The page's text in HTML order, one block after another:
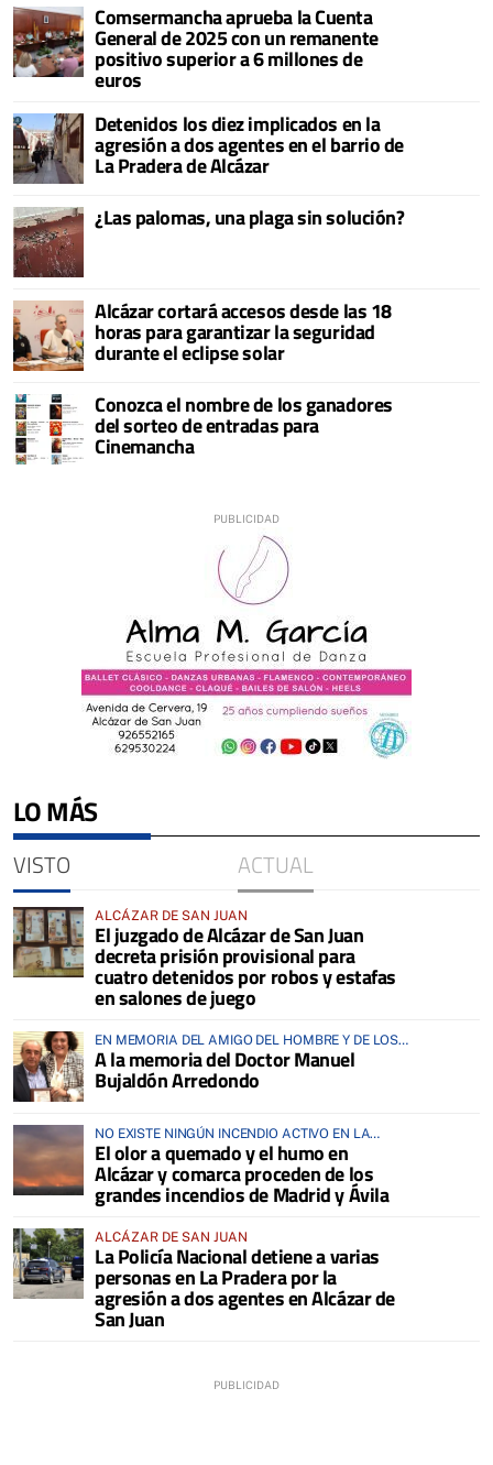
Comsermancha aprueba la Cuenta
General de 2025 con un remanente
positivo superior a 6 millones de
euros
Detenidos los diez implicados en la
agresión a dos agentes en el barrio de
La Pradera de Alcázar
¿Las palomas, una plaga sin solución?
Alcázar cortará accesos desde las 18
horas para garantizar la seguridad
durante el eclipse solar
Conozca el nombre de los ganadores
del sorteo de entradas para
Cinemancha
LO MÁS
VISTO ACTUAL
ALCÁZAR DE SAN JUAN
El juzgado de Alcázar de San Juan
decreta prisión provisional para
cuatro detenidos por robos y estafas
en salones de juego
EN MEMORIA DEL AMIGO DEL HOMBRE Y DE LOS
ANIMALES
A la memoria del Doctor Manuel
Bujaldón Arredondo
NO EXISTE NINGÚN INCENDIO ACTIVO EN LA
COMARCA
El olor a quemado y el humo en
Alcázar y comarca proceden de los
grandes incendios de Madrid y Ávila
ALCÁZAR DE SAN JUAN
La Policía Nacional detiene a varias
personas en La Pradera por la
agresión a dos agentes en Alcázar de
San Juan